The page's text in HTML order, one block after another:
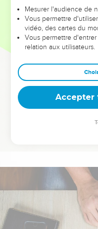
leur foi ou leur vision.
et les saisons difficiles
sont elles
Dans cette conférence,
clés pour avancer avec
deviennent vos
équipe, un groupe ou
Mesurer l'audience de
Vous permettre
vidéo, des cartes du
Vous permettre
relation aux utilisateurs.
Accepter